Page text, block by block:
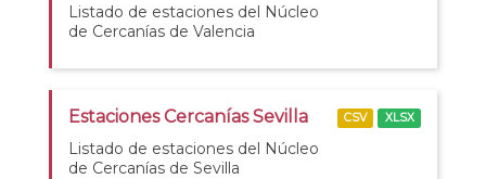
Listado de estaciones del Núcleo
de Cercanías de Valencia
Estaciones Cercanías Sevilla
Listado de estaciones del Núcleo
de Cercanías de Sevilla
CSV XLSX